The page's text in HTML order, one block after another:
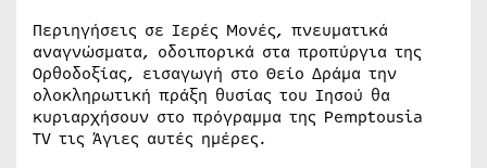
Περιηγήσεις σε Ιερές Μονές, πνευματικά
αναγνώσματα, οδοιπορικά στα προπύργια της
Ορθοδοξίας, εισαγωγή στο Θείο Δράμα την
ολοκληρωτική πράξη θυσίας του Ιησού θα
κυριαρχήσουν στο πρόγραμμα της Pemptousia
TV τις Άγιες αυτές ημέρες.